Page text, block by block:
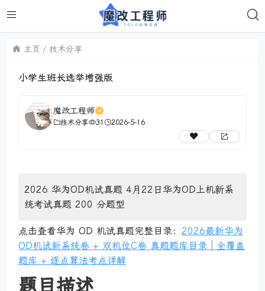
主页 技术分享
小学生班长选举增强版
魔改工程师
技术分享 31 2026-5-16
2026 华为OD机试真题 4月22日华为OD上机新系
统考试真题 200 分题型
点击查看华为 OD 机试真题完整目录： 2026最新华为
OD机试新系统卷 + 双机位C卷 真题题库目录｜全覆盖
题库 + 逐点算法考点详解
题目描述